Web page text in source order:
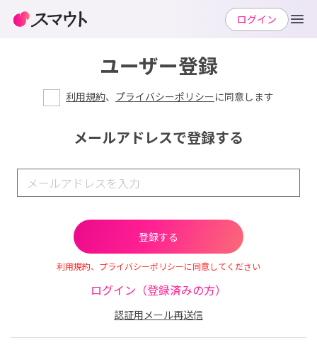
ユーザー登録
利用規約、 プライバシーポリシーに同意します
メールアドレスで登録する
利用規約、プライバシーポリシーに同意してください
ログイン（登録済みの方）
認証用メール再送信
ログイン